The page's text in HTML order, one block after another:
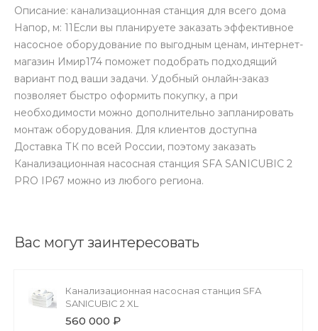
Описание: канализационная станция для всего дома
Напор, м: 11Если вы планируете заказать эффективное
насосное оборудование по выгодным ценам, интернет-
магазин Имир174 поможет подобрать подходящий
вариант под ваши задачи. Удобный онлайн-заказ
позволяет быстро оформить покупку, а при
необходимости можно дополнительно запланировать
монтаж оборудования. Для клиентов доступна
Доставка ТК по всей России, поэтому заказать
Канализационная насосная станция SFA SANICUBIC 2
PRO IP67 можно из любого региона.
Вас могут заинтересовать
Канализационная насосная станция SFA
SANICUBIC 2 XL
560 000 ₽